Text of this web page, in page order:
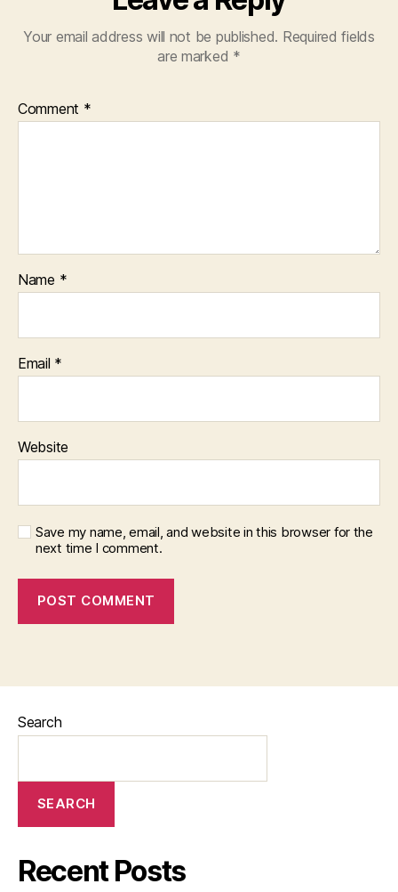
Your email address will not be published. Required fields
are marked *
Comment *
Name *
Email *
Website
Save my name, email, and website in this browser for the
next time I comment.
Search
SEARCH
Recent Posts